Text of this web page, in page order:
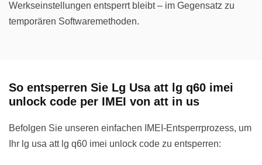
Werkseinstellungen entsperrt bleibt – im Gegensatz zu
temporären Softwaremethoden.
So entsperren Sie Lg Usa att lg q60 imei
unlock code per IMEI von att in us
Befolgen Sie unseren einfachen IMEI-Entsperrprozess, um
Ihr lg usa att lg q60 imei unlock code zu entsperren: